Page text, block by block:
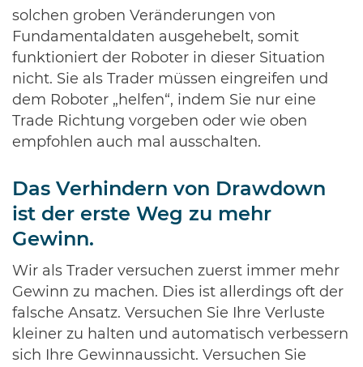
solchen groben Veränderungen von
Fundamentaldaten ausgehebelt, somit
funktioniert der Roboter in dieser Situation
nicht. Sie als Trader müssen eingreifen und
dem Roboter „helfen“, indem Sie nur eine
Trade Richtung vorgeben oder wie oben
empfohlen auch mal ausschalten.
Das Verhindern von Drawdown
ist der erste Weg zu mehr
Gewinn.
Wir als Trader versuchen zuerst immer mehr
Gewinn zu machen. Dies ist allerdings oft der
falsche Ansatz. Versuchen Sie Ihre Verluste
kleiner zu halten und automatisch verbessern
sich Ihre Gewinnaussicht. Versuchen Sie